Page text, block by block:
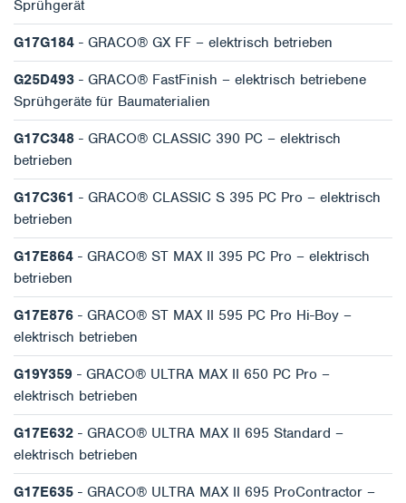
Sprühgerät
G17G184 - GRACO® GX FF – elektrisch betrieben
G25D493 - GRACO® FastFinish – elektrisch betriebene
Sprühgeräte für Baumaterialien
G17C348 - GRACO® CLASSIC 390 PC – elektrisch
betrieben
G17C361 - GRACO® CLASSIC S 395 PC Pro – elektrisch
betrieben
G17E864 - GRACO® ST MAX II 395 PC Pro – elektrisch
betrieben
G17E876 - GRACO® ST MAX II 595 PC Pro Hi-Boy –
elektrisch betrieben
G19Y359 - GRACO® ULTRA MAX II 650 PC Pro –
elektrisch betrieben
G17E632 - GRACO® ULTRA MAX II 695 Standard –
elektrisch betrieben
G17E635 - GRACO® ULTRA MAX II 695 ProContractor –